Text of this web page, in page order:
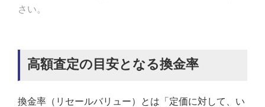
さい。
高額査定の目安となる換金率
換金率（リセールバリュー）とは「定価に対して、い